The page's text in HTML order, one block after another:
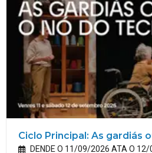
Ciclo Principal: As gardiás
DENDE O 11/09/2026 ATA O